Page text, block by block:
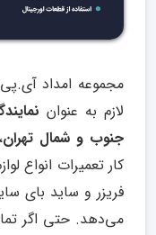
مجموعه امداد
لازم به عنوان
جنوب و شمال تهران
کار تعمیرات انواع
فریزر و ساید بای
می‌دهد. حتی اگر